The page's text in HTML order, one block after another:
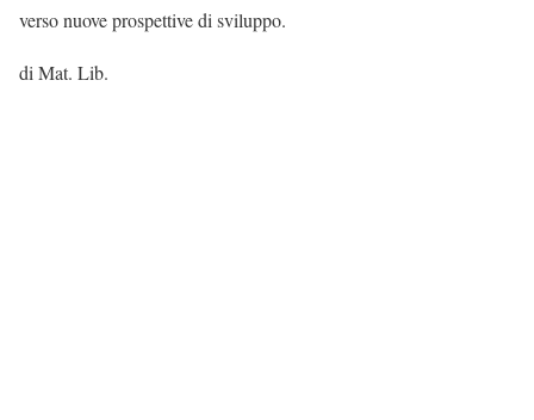
verso nuove prospettive di sviluppo.
di Mat. Lib.